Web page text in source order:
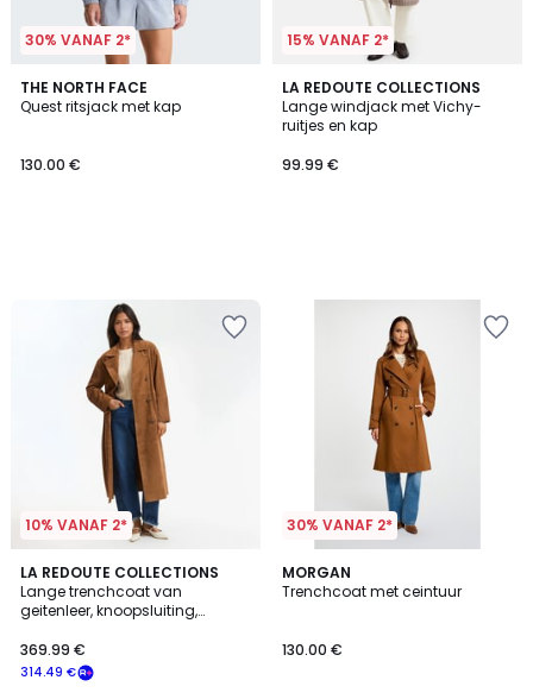
30% VANAF 2*
THE NORTH FACE
Quest ritsjack met kap
130.00 €
15% VANAF 2*
LA REDOUTE COLLECTIONS
Lange windjack met Vichy-
ruitjes en kap
99.99 €
10% VANAF 2*
LA REDOUTE COLLECTIONS
Lange trenchcoat van
geitenleer, knoopsluiting,
314.49 €
369.99 €
3.5
/ 5
30% VANAF 2*
MORGAN
Trenchcoat met ceintuur
130.00 €